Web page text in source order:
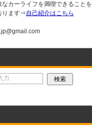
カーライフを満喫できることを
ります⇒自己紹介はこちら